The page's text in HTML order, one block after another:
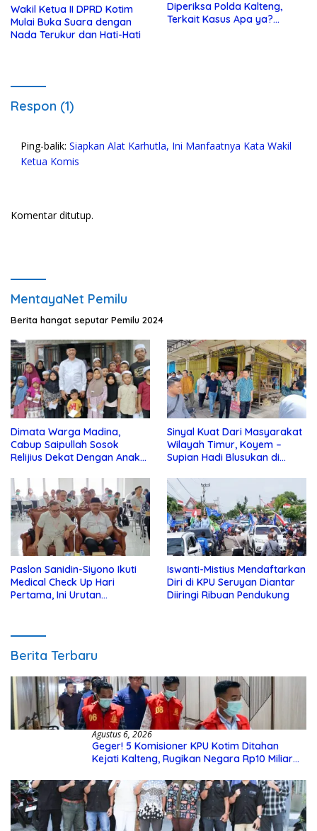
Wakil Ketua II DPRD Kotim
Mulai Buka Suara dengan
Nada Terukur dan Hati-Hati
Diperiksa Polda Kalteng,
Terkait Kasus Apa ya?…
Respon (1)
Ping-balik: Siapkan Alat Karhutla, Ini Manfaatnya Kata Wakil
Ketua Komis
Komentar ditutup.
MentayaNet Pemilu
Berita hangat seputar Pemilu 2024
Dimata Warga Madina,
Cabup Saipullah Sosok
Relijius Dekat Dengan Anak
Sinyal Kuat Dari Masyarakat
Wilayah Timur, Koyem –
Supian Hadi Blusukan di
Paslon Sanidin-Siyono Ikuti
Medical Check Up Hari
Pertama, Ini Urutan
Iswanti-Mistius Mendaftarkan
Diri di KPU Seruyan Diantar
Diiringi Ribuan Pendukung
Berita Terbaru
Agustus 6, 2026
Geger! 5 Komisioner KPU Kotim Ditahan
Kejati Kalteng, Rugikan Negara Rp10 Miliar